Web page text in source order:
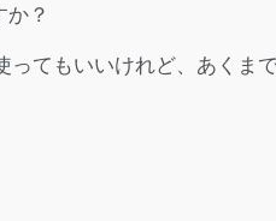
？
てもいいけれど、あくま